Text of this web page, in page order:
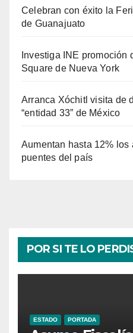
Celebran con éxito la
de Guanajuato
Investiga INE promoción
Square de Nueva York
Arranca Xóchitl visita de
“entidad 33” de México
Aumentan hasta 12% los
puentes del país
POR SI TE LO
ESTADO PORTADA